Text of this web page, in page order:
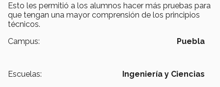
Esto les permitió a los alumnos hacer más pruebas para
que tengan una mayor comprensión de los principios
técnicos.
Campus:
Puebla
Escuelas: Ingeniería y Ciencias